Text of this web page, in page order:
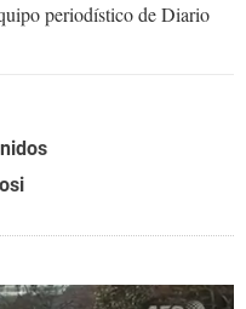
periodístico de Diario